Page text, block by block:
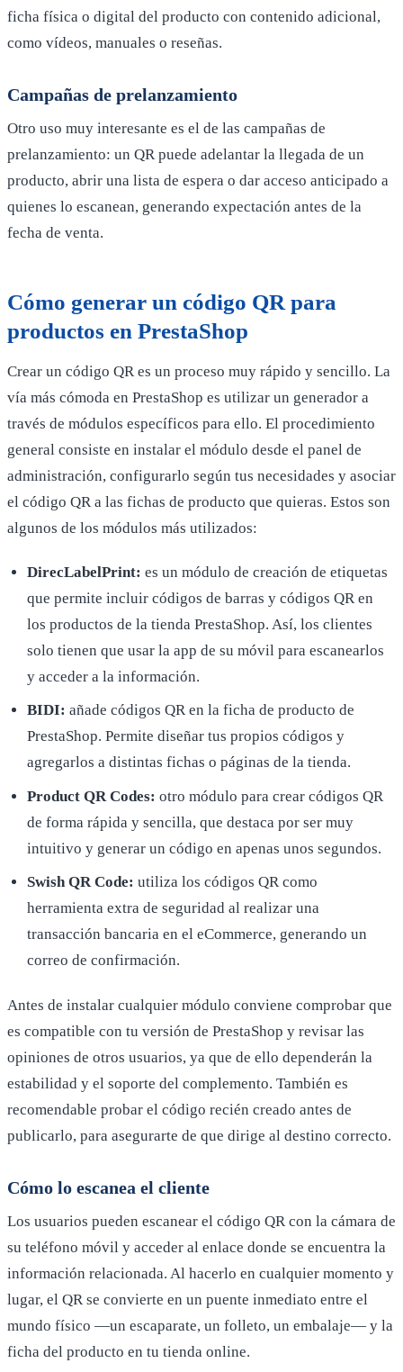
ficha física o digital del producto con contenido adicional,
como vídeos, manuales o reseñas.
Campañas de prelanzamiento
Otro uso muy interesante es el de las campañas de
prelanzamiento: un QR puede adelantar la llegada de un
producto, abrir una lista de espera o dar acceso anticipado a
quienes lo escanean, generando expectación antes de la
fecha de venta.
Cómo generar un código QR para
productos en PrestaShop
Crear un código QR es un proceso muy rápido y sencillo. La
vía más cómoda en PrestaShop es utilizar un generador a
través de módulos específicos para ello. El procedimiento
general consiste en instalar el módulo desde el panel de
administración, configurarlo según tus necesidades y asociar
el código QR a las fichas de producto que quieras. Estos son
algunos de los módulos más utilizados:
DirecLabelPrint: es un módulo de creación de etiquetas
que permite incluir códigos de barras y códigos QR en
los productos de la tienda PrestaShop. Así, los clientes
solo tienen que usar la app de su móvil para escanearlos
y acceder a la información.
BIDI: añade códigos QR en la ficha de producto de
PrestaShop. Permite diseñar tus propios códigos y
agregarlos a distintas fichas o páginas de la tienda.
Product QR Codes: otro módulo para crear códigos QR
de forma rápida y sencilla, que destaca por ser muy
intuitivo y generar un código en apenas unos segundos.
Swish QR Code: utiliza los códigos QR como
herramienta extra de seguridad al realizar una
transacción bancaria en el eCommerce, generando un
correo de confirmación.
Antes de instalar cualquier módulo conviene comprobar que
es compatible con tu versión de PrestaShop y revisar las
opiniones de otros usuarios, ya que de ello dependerán la
estabilidad y el soporte del complemento. También es
recomendable probar el código recién creado antes de
publicarlo, para asegurarte de que dirige al destino correcto.
Cómo lo escanea el cliente
Los usuarios pueden escanear el código QR con la cámara de
su teléfono móvil y acceder al enlace donde se encuentra la
información relacionada. Al hacerlo en cualquier momento y
lugar, el QR se convierte en un puente inmediato entre el
mundo físico —un escaparate, un folleto, un embalaje— y la
ficha del producto en tu tienda online.